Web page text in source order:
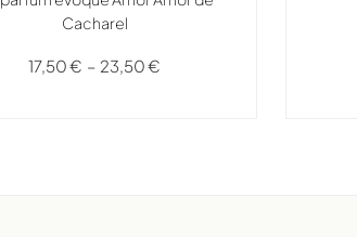
Cacharel
17,50€ – 23,50€